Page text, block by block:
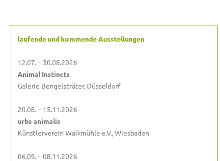
laufende und kommende Ausstellungen
12.07. – 30.08.2026
Animal Instincts
Galerie Bengelsträter, Düsseldorf
20.08. – 15.11.2026
urbs animalis
Künstlerverein Walkmühle e.V., Wiesbaden
06.09. – 08.11.2026